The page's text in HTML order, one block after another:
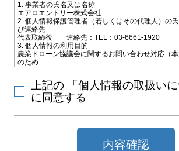
1. 事業者の氏名又は名称
エアロエントリー株式会社
2. 個人情報保護管理者（若しくはその代理人）の
び連絡先
代表取締役 連絡先：TEL：03-6661-1920
3. 個人情報の利用目的
農業ドローン協議会に関するお問い合わせ対応（本
のため
お問い合わせ対応のためご選択いただいた教習施
どによりお客様の氏名、連絡先などの情報を提供
5. 個人情報取扱いの委託
当社は利用目的の達成に必要な範囲内で個人情報
当社に対してご自身の個人情報の開示等（利用目
または、第三者提供記録の開示の請求を、下記の
上記の 「個人情報の取扱いに
に同意する
内容確認